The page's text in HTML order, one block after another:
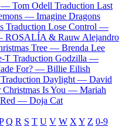
— Tom Odell Traduction Last
— Imagine Dragons
Traduction Lose Control —
ROSALÍA & Rauw Alejandro
Tree — Brenda Lee
T Traduction Godzilla —
For? — Billie Eilish
Traduction Daylight — David
Christmas Is You — Mariah
Red — Doja Cat
Q R S T U V W X Y Z 0-9